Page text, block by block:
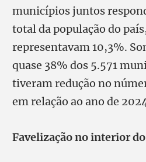
municípios juntos
total da população do
representavam 10,3%.
quase 38% dos 5.571
tiveram redução no
em relação ao ano de
Favelização no interior